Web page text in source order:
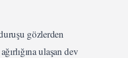
gözlerden
ulaşan dev